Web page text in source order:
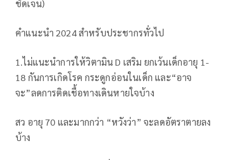
ชัดเจน)
คำแนะนำ 2024 สำหรับประชากรทั่วไป
1.ไม่แนะนำการให้วิตามิน D เสริม ยกเว้นเด็กอายุ 1-
18 กันการเกิดโรค กระดูกอ่อนในเด็ก และ“อาจ
จะ”ลดการติดเชื้อทางเดินหายใจบ้าง
สว อายุ 70 และมากกว่า “หวังว่า” จะลดอัตราตายลง
บ้าง